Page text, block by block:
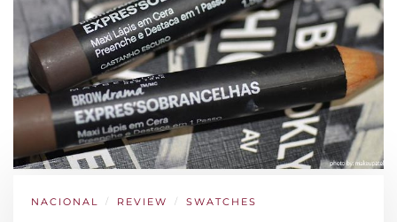
NACIONAL / REVIEW / SWATCHES